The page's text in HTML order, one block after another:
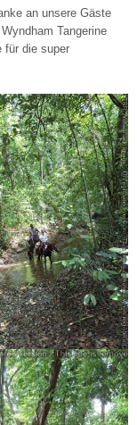
an unsere Gäste
Tangerine
für die super